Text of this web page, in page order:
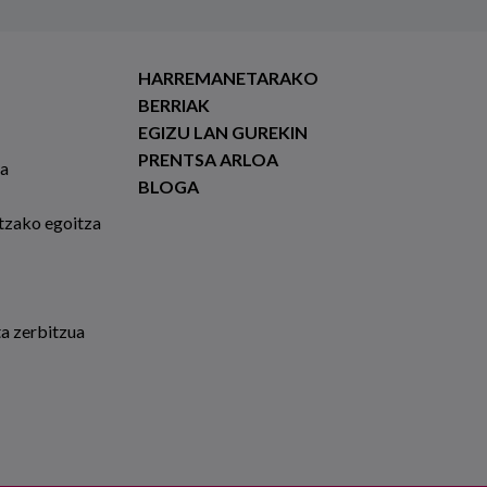
egoitza
zerbitzua
HARREMANETARAKO
BERRIAK
EGIZU LAN GUREKIN
PRENTSA ARLOA
BLOGA